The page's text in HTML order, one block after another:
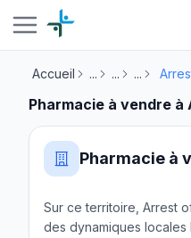
Accueil ... ... ...
Pharmacie à vendre à
Pharmacie à
Sur ce territoire, Arrest
des dynamiques locales